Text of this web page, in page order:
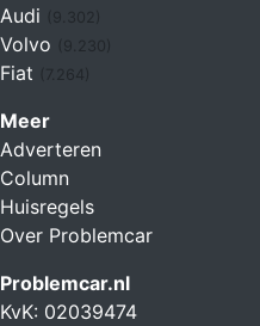
Audi
Volvo
Fiat (7.264)
Meer
Adverteren
Column
Huisregels
Over Problemcar
Problemcar.nl
KvK: 02039474